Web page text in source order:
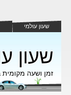
שעון עולמי
שעון
זמן ושעה מקומית